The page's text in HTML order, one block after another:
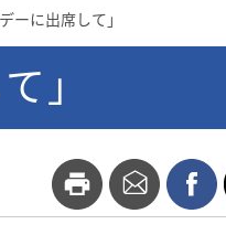
に出席して」
」